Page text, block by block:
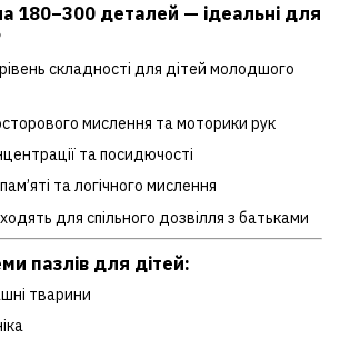
180–300 деталей — ідеальні для
складності для дітей молодшого
мислення та моторики рук
та посидючості
та логічного мислення
для спільного дозвілля з батьками
пазлів для дітей:
тварини